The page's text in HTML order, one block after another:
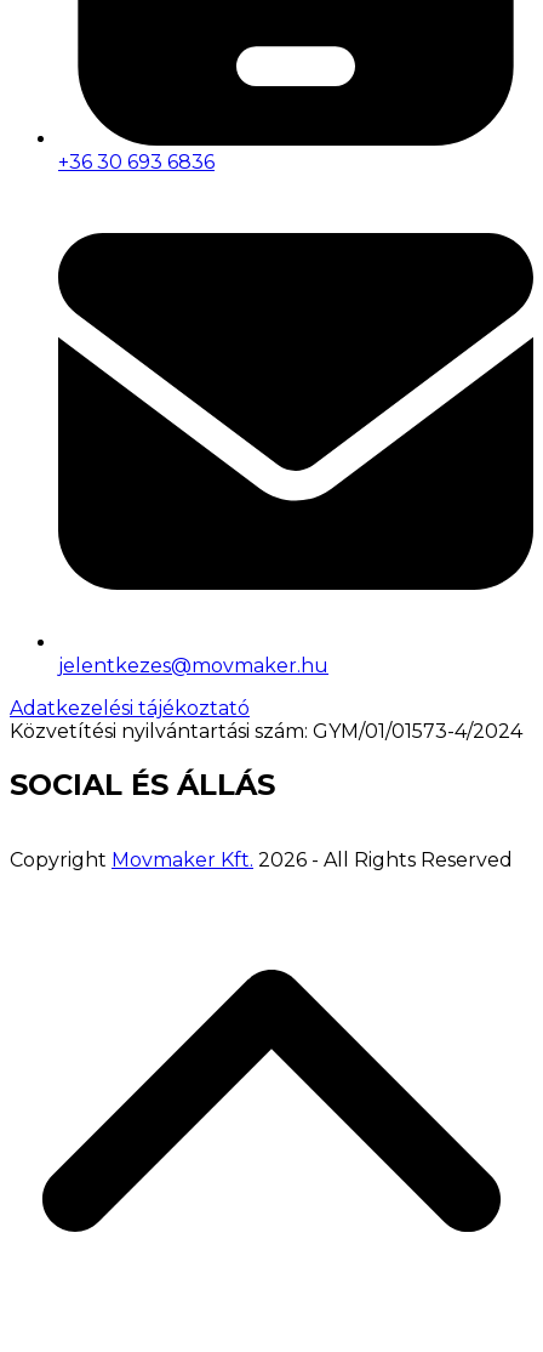
+36 30 693 6836
jelentkezes@movmaker.hu
Adatkezelési tájékoztató
Közvetítési nyilvántartási szám: GYM/01/01573-4/2024
SOCIAL ÉS ÁLLÁS
Copyright Movmaker Kft. 2026 - All Rights Reserved